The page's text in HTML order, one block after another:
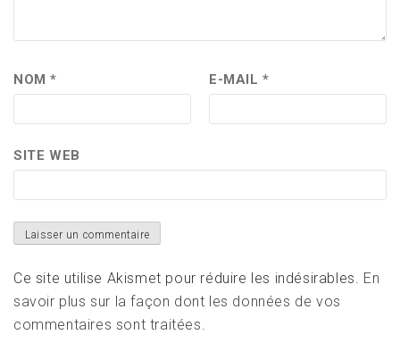
NOM* E-MAIL*
SITE WEB
Ce site utilise Akismet pour réduire les indésirables. En
savoir plus sur la façon dont les données de vos
commentaires sont traitées